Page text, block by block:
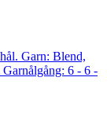
Garn: Blend,
6 - 6 -